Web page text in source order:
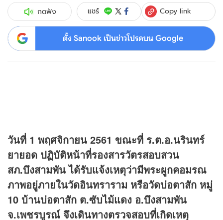
กดฟัง แชร์ Copy link
ตั้ง Sanook เป็นข่าวโปรดบน Google
วันที่ 1 พฤศจิกายน 2561 ขณะที่ ร.ต.อ.นรินทร์
ยายอด ปฏิบัติหน้าที่รองสารวัตรสอบสวน
สภ.บึงสามพัน ได้รับแจ้งเหตุว่ามีพระผูกคอมรณ
ภาพอยู่ภายในวัดอินทราราม หรือวัดบ่อตาสัก หมู่
10 บ้านบ่อตาสัก ต.ซับไม้แดง อ.บึงสามพัน
จ.เพชรบูรณ์ จึงเดินทางตรวจสอบที่เกิดเหตุ